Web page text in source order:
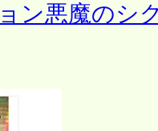
ン悪魔のシ